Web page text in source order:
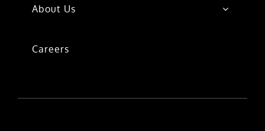
About Us
Careers